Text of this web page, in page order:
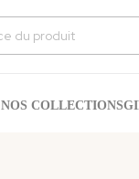
NOS COLLECTIONS